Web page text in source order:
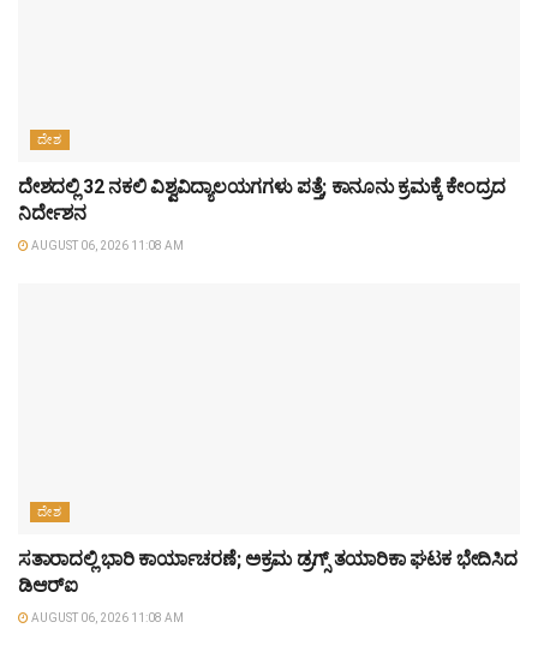
ದೇಶ
ದೇಶದಲ್ಲಿ 32 ನಕಲಿ ವಿಶ್ವವಿದ್ಯಾಲಯಗಗಳು ಪತ್ತೆ; ಕಾನೂನು ಕ್ರಮಕ್ಕೆ ಕೇಂದ್ರದ
ನಿರ್ದೇಶನ
AUGUST 06, 2026 11:08 AM
ದೇಶ
ಸತಾರಾದಲ್ಲಿ ಭಾರಿ ಕಾರ್ಯಾಚರಣೆ; ಅಕ್ರಮ ಡ್ರಗ್ಸ್ ತಯಾರಿಕಾ ಘಟಕ ಭೇದಿಸಿದ
ಡಿಆರ್‌ಐ
AUGUST 06, 2026 11:08 AM